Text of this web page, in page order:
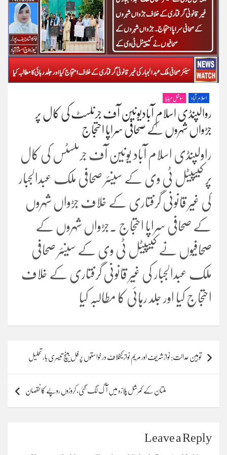
اسلام آباد سوشل میڈیا
روالپنڈی اسلام آبادیونین آف جرنلسٹ کی کال پر
جڑواں شہروں کے صحافی سراپا احتجاج
راولپنڈی اسلام آباد یونین آف جرنلسٹس کی کال
پر کیپیٹل ٹی وی کے سینئر صحافی ملک عبدالجبار
کی غیر قانونی گرفتاری کے خلاف جڑواں شہروں
کے صحافی سراپا احتجاج ۔جڑواں شہروں کے
صحافیوں نے کیپیٹل ٹی وی کے سینئر صحافی
ملک عبدالجبار کی غیر قانونی گرفتاری کے خلاف
احتجاج کیا اور جلد رہائی کا مطالبہ کیا
navigation
توہین عدالت: نوازشریف اور مریم نواز کیخلاف درخواستوں پر فل بینچ تیسری بار تحلیل
ملتان کے کمرشل پلازہ میں آگ لگ گئی، کروڑوں روپے کا نقصان
Leave a Reply